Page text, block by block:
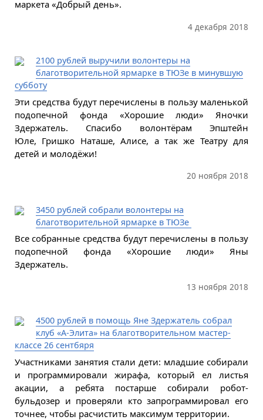
маркета «Добрый день».
4 декабря 2018
2100 рублей выручили волонтеры на
благотворительной ярмарке в ТЮЗе в минувшую
субботу
Эти средства будут перечислены в пользу маленькой
подопечной фонда «Хорошие люди» Яночки
Здержатель. Спасибо волонтёрам Эпштейн
Юле, Гришко Наташе, Алисе, а так же Театру для
детей и молодёжи!
20 ноября 2018
3450 рублей собрали волонтеры на
благотворительной ярмарке в ТЮЗе
Все собранные средства будут перечислены в пользу
подопечной фонда «Хорошие люди» Яны
Здержатель.
13 ноября 2018
4500 рублей в помощь Яне Здержатель собрал
клуб «А-Элита» на благотворительном мастер-
классе 26 сентбяря
Участниками занятия стали дети: младшие собирали
и программировали жирафа, который ел листья
акации, а ребята постарше собирали робот-
бульдозер и проверяли кто запрограммировал его
точнее, чтобы расчистить максимум территории.